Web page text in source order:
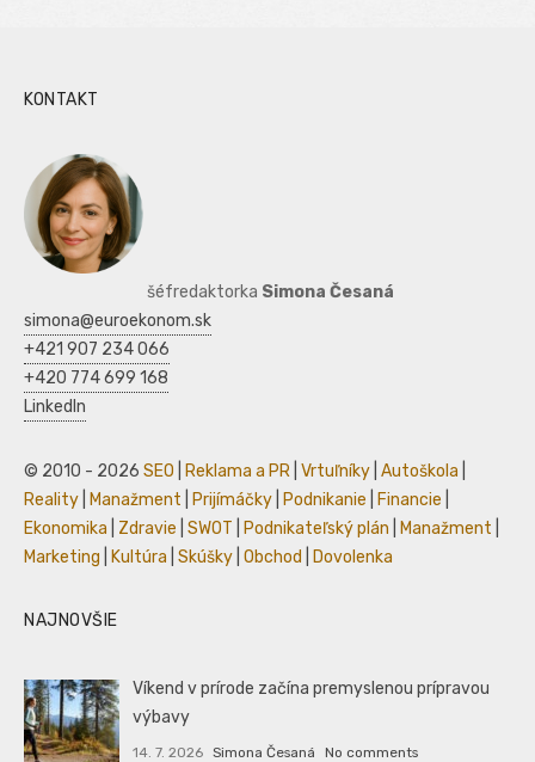
KONTAKT
šéfredaktorka Simona Česaná
simona@euroekonom.sk
+421 907 234 066
+420 774 699 168
LinkedIn
© 2010 - 2026 SEO Reklama a PR Vrtuľníky Autoškola
Reality
Manažment Prijímáčky Podnikanie Financie
Ekonomika
Zdravie SWOT Podnikateľský plán Manažment
Marketing
Kultúra Skúšky Obchod Dovolenka
NAJNOVŠIE
Víkend v prírode začína premyslenou prípravou
výbavy
14. 7. 2026 Simona Česaná No comments